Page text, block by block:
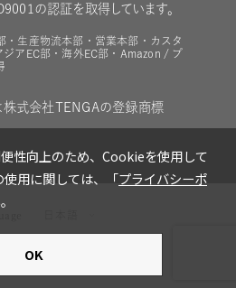
の認証を取得しています。
・生産物流本部・営業本部・カスタ
アEC部・海外EC部・Amazon / プ
は株式会社TENGAの登録商標
Co., Ltd all rights reserved.